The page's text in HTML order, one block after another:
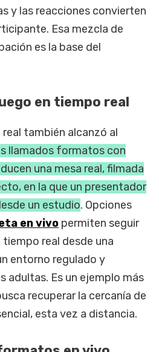
y las reacciones convierten
Esa mezcla de
es la base del
en tiempo real
también alcanzó al
llamados formatos con
una mesa real, filmada
en la que un presentador
un estudio. Opciones
en vivo permiten seguir
tiempo real desde una
entorno regulado y
adultas. Es un ejemplo más
recuperar la cercanía de
esta vez a distancia.